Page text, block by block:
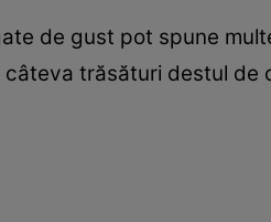
de gust pot spune
trăsături destul de